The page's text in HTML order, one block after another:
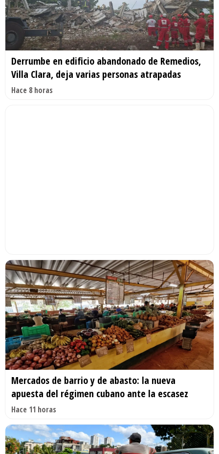
Derrumbe en edificio abandonado de Remedios,
Villa Clara, deja varias personas atrapadas
Hace 8 horas
Mercados de barrio y de abasto: la nueva
apuesta del régimen cubano ante la escasez
Hace 11 horas